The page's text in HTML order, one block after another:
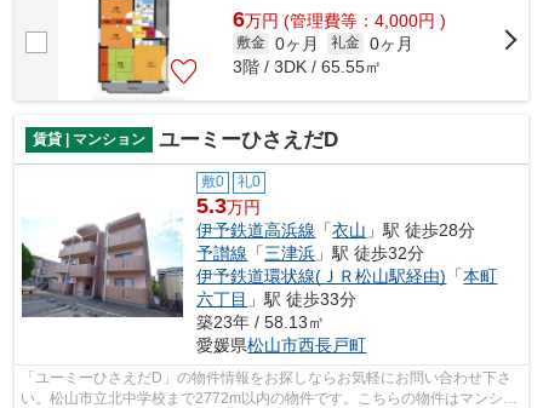
6万円 (管理費等：4,000円 )
敷金 0ヶ月 礼金 0ヶ月
3階 / 3DK / 65.55㎡
賃貸 | マンション ユーミーひさえだD
敷0 礼0
5.3万円
伊予鉄道高浜線 「衣山 」駅 徒歩28分
予讃線 「三津浜 」駅 徒歩32分
伊予鉄道環状線(ＪＲ松山駅経由) 「本町
六丁目 」駅 徒歩33分
築23年 / 58.13㎡
愛媛県松山市西長戸町
「ユーミーひさえだD」の物件情報をお探しならお気軽にお問い合わせ下さ
い。松山市立北中学校まで2772m以内の物件です。こちらの物件はマンショ